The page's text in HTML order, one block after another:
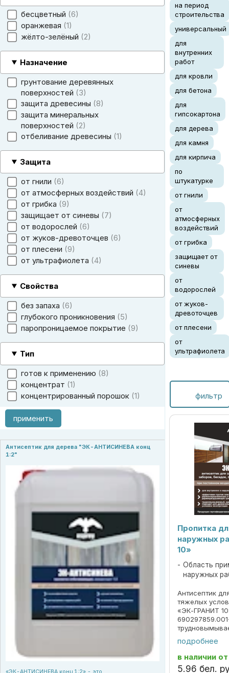
бесцветный 6
оранжевая 1
жёлто-зелёный 2
Назначение
грунтование деревянных
поверхностей
3
защита древесины
8
защита минеральных
поверхностей 2
отбеливание древесины 1
Защита
от гнили 6
от атмосферных воздействий 4
от грибка 9
защищает от синевы
7
от водорослей 6
от жуков-древоточцев 6
от плесени 9
от ультрафиолета 4
Свойства
без запаха 6
глубокого проникновения
5
паропроницаемое покрытие 9
Тип
готов к применению
8
концентрат 1
концентрированный порошок 1
применить
Антисептик для дерева "ЭК-АНТИСИНЕВА конц
1:2"
на период
строительства
универсальный
для
внутренних
работ
для кровли
для бетона
для
гипсокартона
для дерева
для камня
для кирпича
по
штукатурке
от гнили
от
атмосферных
воздействий
от грибка
защищает от
синевы
от
водорослей
от жуков-
древоточцев
от плесени
от
ультрафиолета
фильтр
Пропитка
наружных
10»
Область
наружных
Антисептик
тяжелых
«ЭК-ГРАНИТ
подходит
условиях
против
подробнее
в наличии от
5.96 бел.